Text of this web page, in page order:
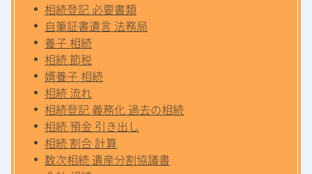
相続登記 必要書類
自筆証書遺言 法務局
養子 相続
相続 節税
婿養子 相続
相続 流れ
相続登記 義務化 過去の相続
相続 預金 引き出し
相続 割合 計算
数次相続 遺産分割協議書